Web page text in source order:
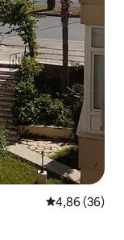
Średnia
4,86 (36)